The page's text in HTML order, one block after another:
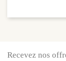
Recevez nos